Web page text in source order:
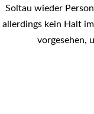
Soltau wieder
allerdings kein Halt
vorgesehen,